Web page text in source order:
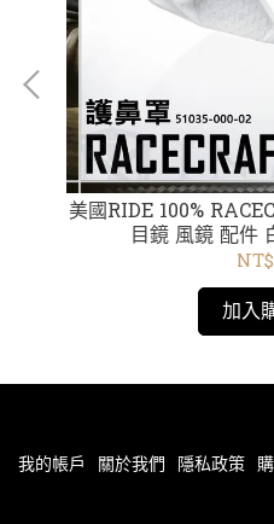
美國RIDE 100%
目鏡 風鏡 配件
加入
我的帳戶 關於我們 隱私政策